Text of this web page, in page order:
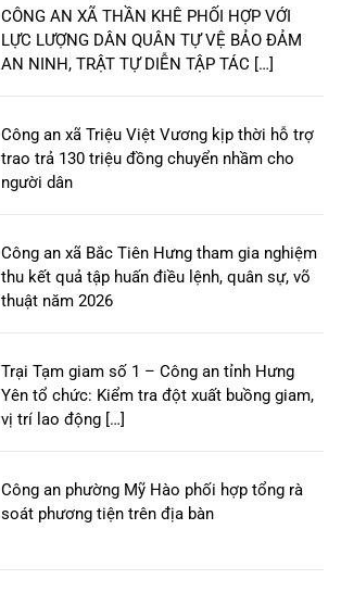
CÔNG AN XÃ THẦN KHÊ PHỐI HỢP VỚI
LỰC LƯỢNG DÂN QUÂN TỰ VỆ BẢO ĐẢM
AN NINH, TRẬT TỰ DIỄN TẬP TÁC […]
Công an xã Triệu Việt Vương kịp thời hỗ trợ
trao trả 130 triệu đồng chuyển nhầm cho
người dân
Công an xã Bắc Tiên Hưng tham gia nghiệm
thu kết quả tập huấn điều lệnh, quân sự, võ
thuật năm 2026
Trại Tạm giam số 1 – Công an tỉnh Hưng
Yên tổ chức: Kiểm tra đột xuất buồng giam,
vị trí lao động […]
Công an phường Mỹ Hào phối hợp tổng rà
soát phương tiện trên địa bàn